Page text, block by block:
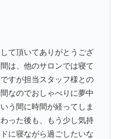
て頂いてありがとうござ
は、他のサロンでは寝て
すが担当スタッフ様との
なのでおしゃべりに夢中
う間に時間が経ってしま
った後も、もう少し気持
に寝ながら過ごしたいな